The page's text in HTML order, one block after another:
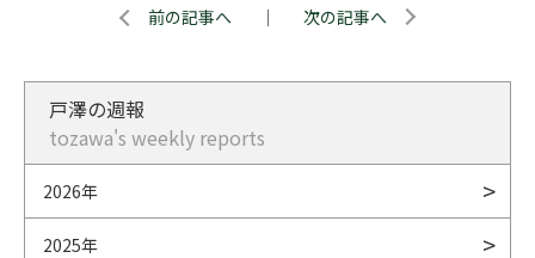
前の記事へ ｜ 次の記事へ
戸澤の週報
tozawa's weekly reports
2026年
2025年